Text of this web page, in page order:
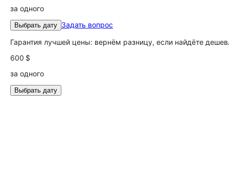
за одного
Выбрать дату Задать вопрос
Гарантия лучшей цены: вернём разницу, если найдёте
600 $
за одного
Выбрать дату